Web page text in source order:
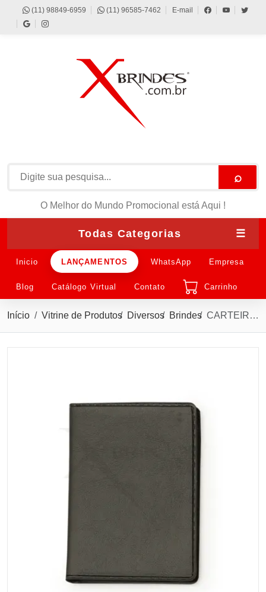
(11) 98849-6959 (11) 96585-7462 E-mail
⌕
O Melhor do Mundo Promocional está Aqui !
Todas Categorias ☰
Inicio LANÇAMENTOS WhatsApp Empresa
Blog Catálogo Virtual Contato Carrinho
Início Vitrine de Produtos Diversos Brindes CARTEIRA PORTA DOCUMENTO COURO SINTETICO